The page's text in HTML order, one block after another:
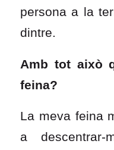
persona a la
dintre.
Amb tot això
feina?
La meva feina
a